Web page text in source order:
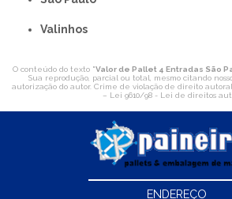
Valinhos
O conteúdo do texto "Valor de Pallet 4 Entradas São
Sua reprodução, parcial ou total, mesmo citando
autorização do autor. Crime de violação de direito
– Lei 9610/98 - Lei de direitos
ENDEREÇO